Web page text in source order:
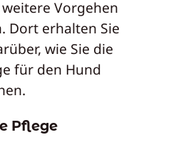
Vorgehen
Dort erhalten Sie
wie Sie die
für den Hund
Pflege